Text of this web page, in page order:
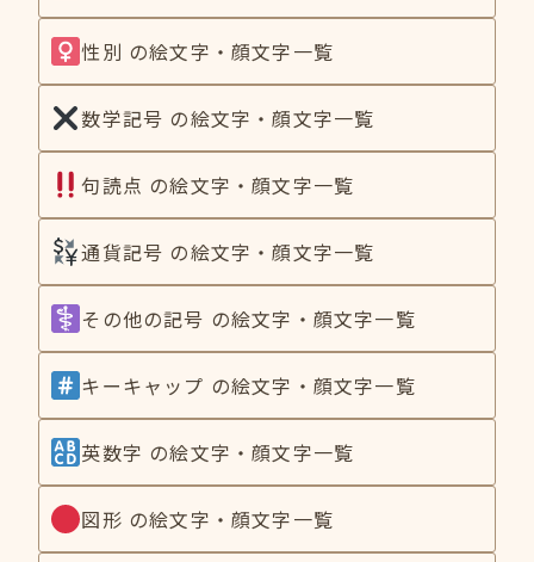
性別 の絵文字・顔文字一覧
数学記号 の絵文字・顔文字一覧
句読点 の絵文字・顔文字一覧
通貨記号 の絵文字・顔文字一覧
その他の記号 の絵文字・顔文字一覧
キーキャップ の絵文字・顔文字一覧
英数字 の絵文字・顔文字一覧
図形 の絵文字・顔文字一覧